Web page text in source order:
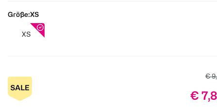
Größe:XS
XS
€
€